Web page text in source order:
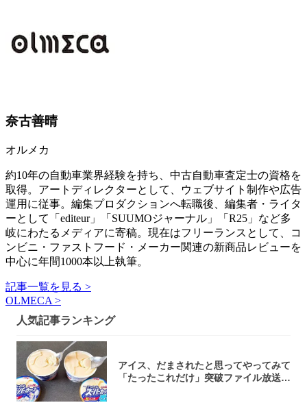
奈古善晴
オルメカ
約10年の自動車業界経験を持ち、中古自動車査定士の資格を
取得。アートディレクターとして、ウェブサイト制作や広告
運用に従事。編集プロダクションへ転職後、編集者・ライタ
ーとして「editeur」「SUUMOジャーナル」「R25」など多
岐にわたるメディアに寄稿。現在はフリーランスとして、コ
ンビニ・ファストフード・メーカー関連の新商品レビューを
中心に年間1000本以上執筆。
記事一覧を見る >
OLMECA >
人気記事ランキング
アイス、だまされたと思ってやってみて
「たったこれだけ」突破ファイル放送で